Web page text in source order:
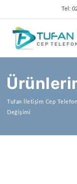
Tel:
Tufan İletişim Cep
Değişimi